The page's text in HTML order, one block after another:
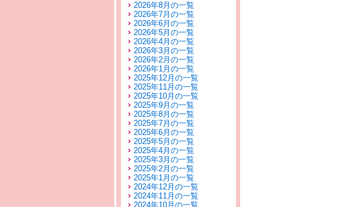
2026年8月の一覧
2026年7月の一覧
2026年6月の一覧
2026年5月の一覧
2026年4月の一覧
2026年3月の一覧
2026年2月の一覧
2026年1月の一覧
2025年12月の一覧
2025年11月の一覧
2025年10月の一覧
2025年9月の一覧
2025年8月の一覧
2025年7月の一覧
2025年6月の一覧
2025年5月の一覧
2025年4月の一覧
2025年3月の一覧
2025年2月の一覧
2025年1月の一覧
2024年12月の一覧
2024年11月の一覧
2024年10月の一覧